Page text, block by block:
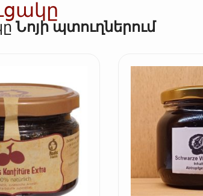
Նոյի պտուղներում